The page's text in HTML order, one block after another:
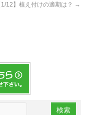
1/12】植え付けの適期は？ →